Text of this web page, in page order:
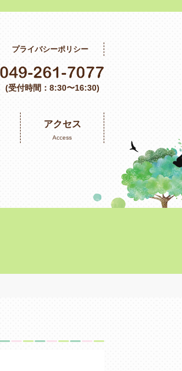
プライバシーポリシー
(受付時間：8:30〜16:30)
アクセス
Access